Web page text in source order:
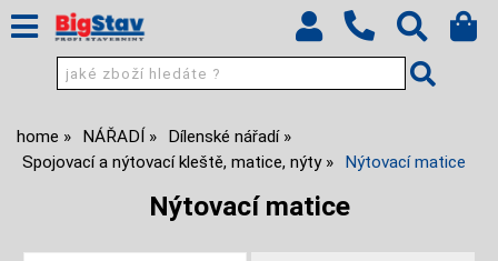
home NÁŘADÍ
Dílenské nářadí
Spojovací a nýtovací kleště, matice, nýty
Nýtovací matice
Nýtovací matice